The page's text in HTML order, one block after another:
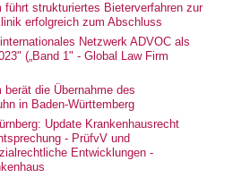
strukturiertes Bieterverfahren zur
erfolgreich zum Abschluss
Netzwerk ADVOC als
(„Band 1" - Global Law Firm
die Übernahme des
in Baden-Württemberg
Update Krankenhausrecht
- PrüfvV und
Entwicklungen -